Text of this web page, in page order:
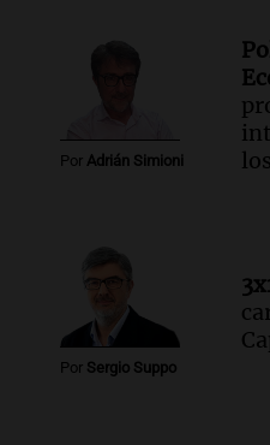
Episodios
Audio. Solicitan
Group en medio
por estafa
Panorama Federal
venta de
mediante delivery
Panorama Federal
Episodios
Por Adrián Simioni
Por Sergio Suppo